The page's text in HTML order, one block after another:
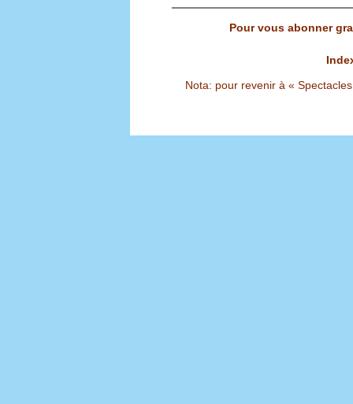
Pour vous abonner
Nota: pour revenir à «